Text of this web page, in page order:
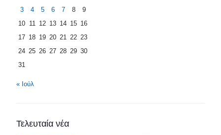
3
4 5 6 7 8
9
10 11 12 13 14 15 16
17 18 19 20 21 22 23
24 25 26 27 28 29 30
31
« Ιούλ
Τελευταία νέα